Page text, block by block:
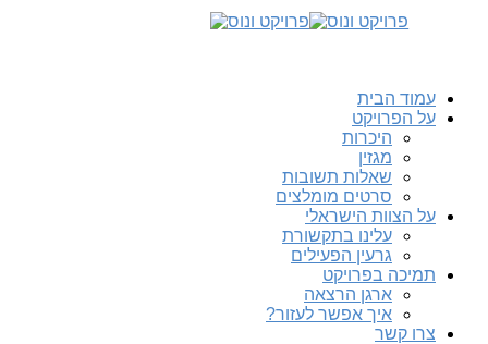
עמוד הבית
על הפרויקט
היכרות
מגזין
שאלות תשובות
סרטים מומלצים
על הצוות הישראלי
עלינו בתקשורת
גרעין הפעילים
תמיכה בפרויקט
ארגן הרצאה
איך אפשר לעזור?
צרו קשר